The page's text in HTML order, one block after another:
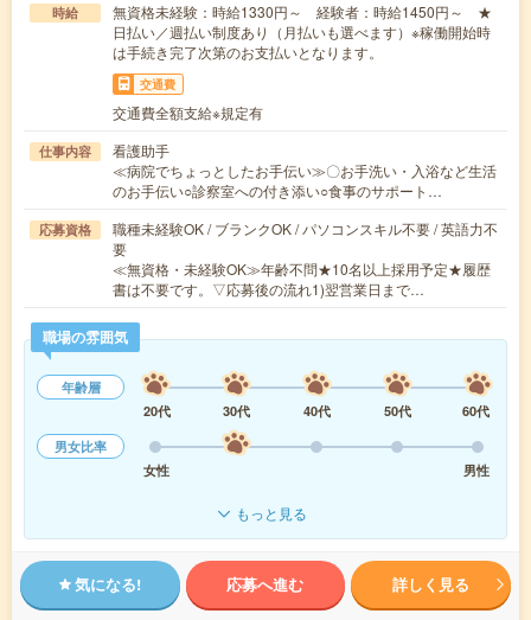
時給
無資格未経験：時給1330円～ 経験者：時給1450円～ ★
日払い／週払い制度あり（月払いも選べます）※稼働開始時
は手続き完了次第のお支払いとなります。
交通費
交通費全額支給※規定有
仕事内容
看護助手
≪病院でちょっとしたお手伝い≫〇お手洗い・入浴など生活
のお手伝い○診察室への付き添い○食事のサポート…
応募資格
職種未経験OK / ブランクOK / パソコンスキル不要 / 英語力不
要
≪無資格・未経験OK≫年齢不問★10名以上採用予定★履歴
書は不要です。▽応募後の流れ1)翌営業日まで…
職場の雰囲気
年齢層
20代
30代 40代 50代
60代
男女比率
女性
男性
もっと見る
気になる! 応募へ進む 詳しく見る